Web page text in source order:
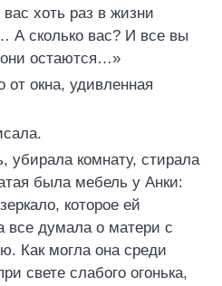
хоть раз в жизни
А сколько вас? И все вы
остаются…»
окна, удивленная
убирала комнату, стирала
была мебель у Анки:
которое ей
думала о матери с
Как могла она среди
свете слабого огонька,